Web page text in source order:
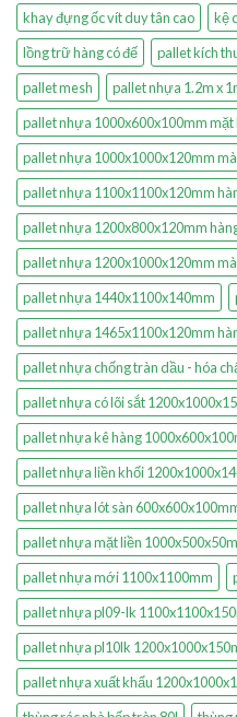
khay đựng ốc vít duy tân cao
kệ
lồng trữ hàng có đế
pallet kích
pallet mesh
pallet nhựa 1.2m x
pallet nhựa 1000x600x100mm mặt
pallet nhựa 1000x1000x120mm
pallet nhựa 1100x1100x120mm
pallet nhựa 1200x800x120mm
pallet nhựa 1200x1000x120mm
pallet nhựa 1440x1100x140mm
pallet nhựa 1465x1100x120mm
pallet nhựa chống tràn dầu - hóa
pallet nhựa có lõi sắt
pallet nhựa kê hàng
pallet nhựa liền khối
pallet nhựa lót sàn
pallet nhựa mặt liền
pallet nhựa mới 1100x1100mm
pallet nhựa pl09-lk
pallet nhựa pl10lk
pallet nhựa xuất khẩu